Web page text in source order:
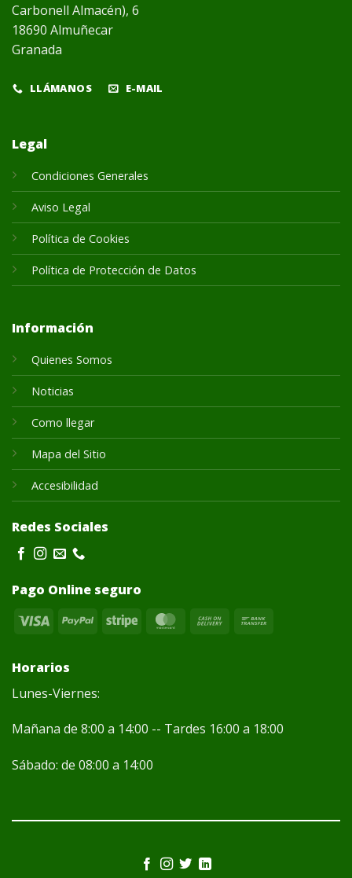
Carbonell Almacén), 6
18690 Almuñecar
Granada
LLÁMANOS E-MAIL
Legal
Condiciones Generales
Aviso Legal
Política de Cookies
Política de Protección de Datos
Información
Quienes Somos
Noticias
Como llegar
Mapa del Sitio
Accesibilidad
Redes Sociales
Pago Online seguro
Visa
PayPal Stripe MasterCard
Cash
Horarios
Lunes-Viernes:
Mañana de 8:00 a 14:00 -- Tardes 16:00 a 18:00
Sábado: de 08:00 a 14:00